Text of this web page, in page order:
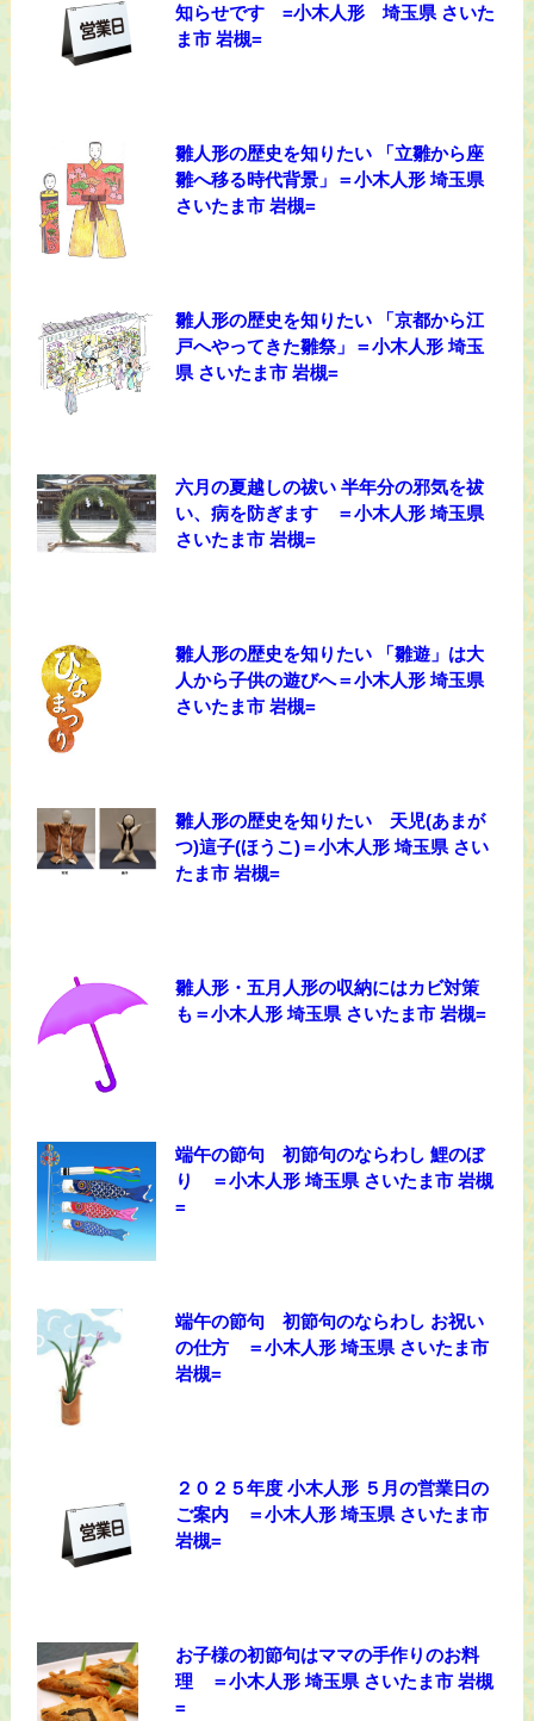
知らせです =小木人形 埼玉県 さいた
ま市 岩槻=
雛人形の歴史を知りたい 「立雛から座
雛へ移る時代背景」＝小木人形 埼玉県
さいたま市 岩槻=
雛人形の歴史を知りたい 「京都から江
戸へやってきた雛祭」＝小木人形 埼玉
県 さいたま市 岩槻=
六月の夏越しの祓い 半年分の邪気を祓
い、病を防ぎます ＝小木人形 埼玉県
さいたま市 岩槻=
雛人形の歴史を知りたい 「雛遊」は大
人から子供の遊びへ＝小木人形 埼玉県
さいたま市 岩槻=
雛人形の歴史を知りたい 天児(あまが
つ)這子(ほうこ)＝小木人形 埼玉県 さい
たま市 岩槻=
雛人形・五月人形の収納にはカビ対策
も＝小木人形 埼玉県 さいたま市 岩槻=
端午の節句 初節句のならわし 鯉のぼ
り ＝小木人形 埼玉県 さいたま市 岩槻
=
端午の節句 初節句のならわし お祝い
の仕方 ＝小木人形 埼玉県 さいたま市
岩槻=
２０２５年度 小木人形 ５月の営業日の
ご案内 ＝小木人形 埼玉県 さいたま市
岩槻=
お子様の初節句はママの手作りのお料
理 ＝小木人形 埼玉県 さいたま市 岩槻
=